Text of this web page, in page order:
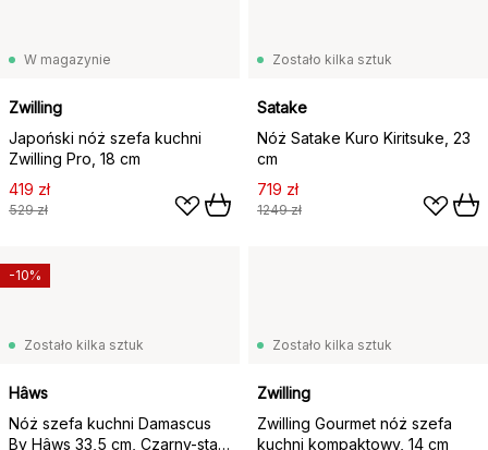
W magazynie
Zwilling
Japoński nóż szefa kuchni
Zwilling Pro, 18 cm
419 zł
529 zł
Zostało kilka sztuk
Satake
Nóż Satake Kuro Kiritsuke, 23
cm
719 zł
1249 zł
Zostało kilka sztuk
Hâws
Nóż szefa kuchni Damascus
By Hâws 33,5 cm, Czarny-stal
-10%
Zostało kilka sztuk
Zwilling
Zwilling Gourmet nóż szefa
kuchni kompaktowy, 14 cm